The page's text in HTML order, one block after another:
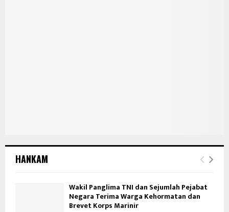
HANKAM
Wakil Panglima TNI dan Sejumlah Pejabat
Negara Terima Warga Kehormatan dan
Brevet Korps Marinir